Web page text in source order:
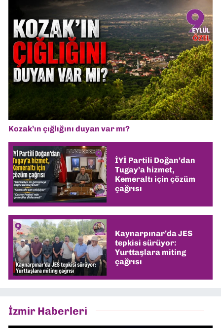
Kozak’ın çığlığını duyan var mı?
İYİ Partili Doğan’dan
Tugay’a hizmet,
Kemeraltı için çözüm
çağrısı
Kaynarpınar’da JES
tepkisi sürüyor:
Yurttaşlara miting
çağrısı
İzmir Haberleri